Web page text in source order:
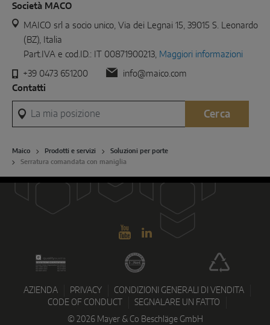
Società MACO
MAICO srl a socio unico, Via dei Legnai 15, 39015 S. Leonardo
(BZ), Italia
Part.IVA e cod.ID.: IT 00871900213, Maggiori informazioni
+39 0473 651200
info@maico.com
Contatti
La mia posizione
Cerca
Maico Prodotti e servizi
Soluzioni per porte
Serratura comandata con maniglia
AZIENDA PRIVACY
CONDIZIONI GENERALI DI VENDITA
CODE OF CONDUCT
SEGNALARE UN FATTO
© 2026 Mayer & Co Beschläge GmbH